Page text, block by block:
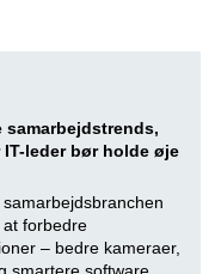
samarbejdstrends,
IT-leder bør holde øje
forbedre
– bedre kameraer,
smartere software.